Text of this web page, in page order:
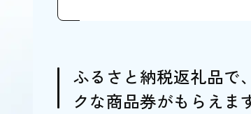
5.唯一無二、”水”と”心”にこ
京都でランチにおすすめの料
ふるさと納税返礼品で
クな商品券がもらえま